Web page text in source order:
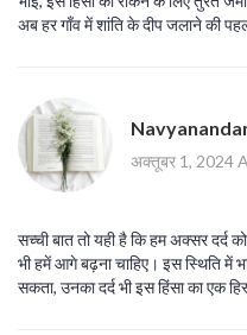
अब हर गाँव में शांति के दीप जलाने की
अक्तूबर 1, 2024
सच्ची बात तो यही है कि हम अक्सर दर्द
भी हमें आगे बढ़ना चाहिए। इस स्थिति में
सकता, उनका दर्द भी इस हिंसा का एक